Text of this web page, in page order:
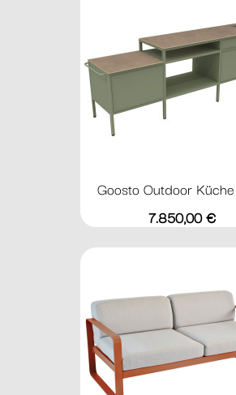
Goosto Outdoor Küche
Preis
7.850,00 €